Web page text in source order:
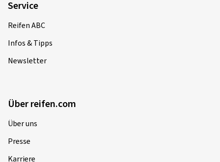
Service
Reifen ABC
Infos & Tipps
Newsletter
Über reifen.com
Über uns
Presse
Karriere